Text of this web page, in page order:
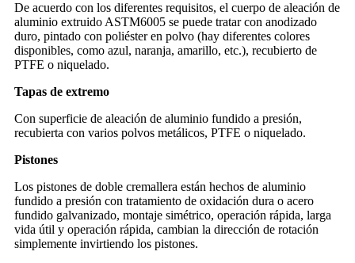
De acuerdo con los diferentes requisitos, el cuerpo de aleación de
aluminio extruido ASTM6005 se puede tratar con anodizado
duro, pintado con poliéster en polvo (hay diferentes colores
disponibles, como azul, naranja, amarillo, etc.), recubierto de
PTFE o niquelado.
Tapas de extremo
Con superficie de aleación de aluminio fundido a presión,
recubierta con varios polvos metálicos, PTFE o niquelado.
Pistones
Los pistones de doble cremallera están hechos de aluminio
fundido a presión con tratamiento de oxidación dura o acero
fundido galvanizado, montaje simétrico, operación rápida, larga
vida útil y operación rápida, cambian la dirección de rotación
simplemente invirtiendo los pistones.